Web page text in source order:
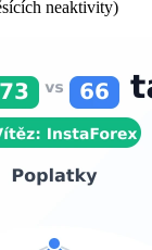
neaktivity)